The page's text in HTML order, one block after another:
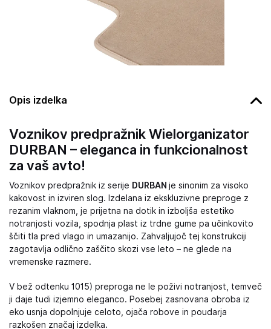
Opis izdelka
Voznikov predpražnik Wielorganizator
DURBAN – eleganca in funkcionalnost
za vaš avto!
Voznikov predpražnik iz serije DURBAN je sinonim za visoko
kakovost in izviren slog. Izdelana iz ekskluzivne preproge z
rezanim vlaknom, je prijetna na dotik in izboljša estetiko
notranjosti vozila, spodnja plast iz trdne gume pa učinkovito
ščiti tla pred vlago in umazanijo. Zahvaljujoč tej konstrukciji
zagotavlja odlično zaščito skozi vse leto – ne glede na
vremenske razmere.
V bež odtenku 1015) preproga ne le poživi notranjost, temveč
ji daje tudi izjemno eleganco. Posebej zasnovana obroba iz
eko usnja dopolnjuje celoto, ojača robove in poudarja
razkošen značaj izdelka.